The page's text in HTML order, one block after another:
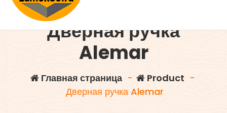
Дверная ручка
Alemar
Главная страница - Product -
Дверная ручка Alemar